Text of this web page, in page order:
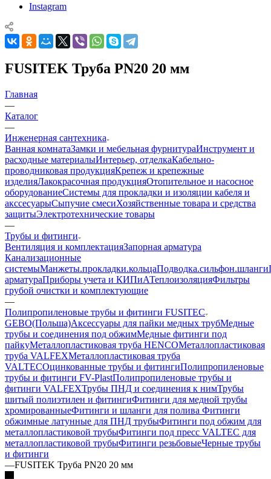
Instagram
FUSITEK Труба PN20 20 мм
Главная
—
Каталог
—
Инженерная сантехника
Ванная комнатаЗамки и мебельная фурнитураИнструмент и
расходные материалыИнтерьер, отделкаКабельно-
проводниковая продукцияКрепеж и крепежные
изделияЛакокрасочная продукцияОтопительное и насосное
оборудованиеСистемы для прокладки и изоляции кабеля и
акссесуарыСыпучие смесиХозяйственные товара и средства
защитыЭлектротехнические товары
—
Трубы и фитинги
Вентиляция и комплектацияЗапорная арматура
Канализационные
системыМанжеты.прокладки.кольцаПодводка.сильфон.шланги
арматураПриборы учета и КИПиАТеплоизоляцияФильтры
грубой очистки и комплектующие
—
Полипропиленовые трубы и фитинги FUSITEC
GEBO(Польша)Аксессуары для пайки медных трубМедные
трубы и соединения под обжимМедные фитинги под
пайкуМеталлопластиковая труба HENCOМеталлопластиковая
труба VALFEXМеталлопластиковая труба
VALTECОцинкованные трубы и фитингиПолипропиленовые
трубы и фитинги FV-PlastПолипропиленовые трубы и
фитинги VALFEXТрубы ПНД и соединения к нимТрубы
шитый полиэтилен и фитингиФитинги для медной трубы
хромированныеФитинги и шланги для полива Фитинги
обжимные латунные для ПНД трубыФитинги под обжим для
металлопластиковой трубыФитинги под пресс VALTEC для
металлопластиковой трубыФитинги резьбовыеЧерные трубы
и фитинги
—FUSITEK Труба PN20 20 мм